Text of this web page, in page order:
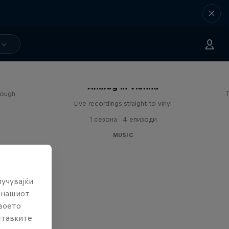
Analog in Vienna
Live recordings straight to vinyl
1 сезона · 4 епизоди
MUSIC
нашиот